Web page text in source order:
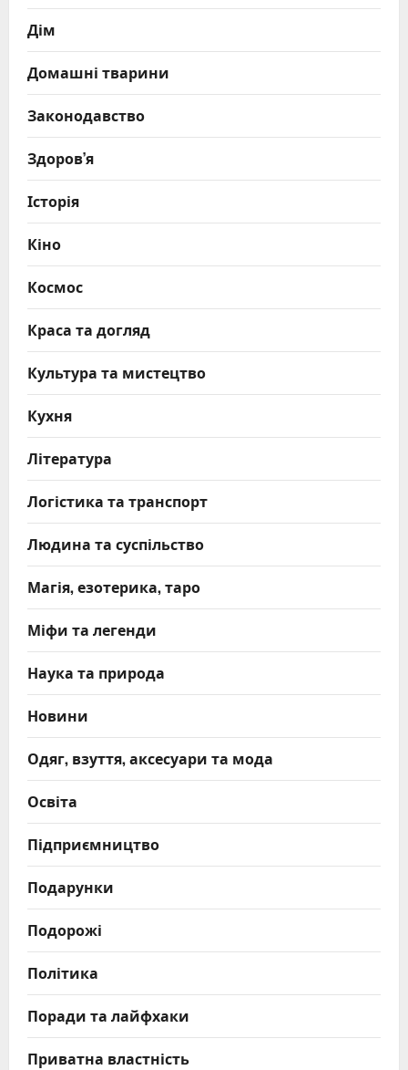
Дім
Домашні тварини
Законодавство
Здоров’я
Історія
Кіно
Космос
Краса та догляд
Культура та мистецтво
Кухня
Література
Логістика та транспорт
Людина та суспільство
Магія, езотерика, таро
Міфи та легенди
Наука та природа
Новини
Одяг, взуття, аксесуари та мода
Освіта
Підприємництво
Подарунки
Подорожі
Політика
Поради та лайфхаки
Приватна властність